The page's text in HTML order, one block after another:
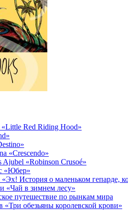
Red Riding Hood»
«Crescendo»
Ajubel «Robinson Crusoé»
«Юбер»
История о маленьком гепарде,
«Чай в зимнем лесу»
путешествие по рынкам мира
«Три обезьяны королевской крови»